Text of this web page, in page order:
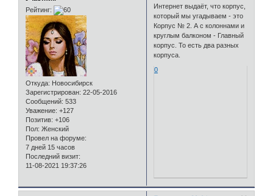
Рейтинг:
Откуда: Новосибирск
Зарегистрирован: 22-05-2016
Сообщений: 533
Уважение: +127
Позитив: +106
Пол: Женский
Провел на форуме:
7 дней 15 часов
Последний визит:
11-08-2021 19:37:26
Интернет выдаёт, что корпус,
который мы угадываем - это
Корпус № 2. А с колоннами и
круглым балконом - Главный
корпус. То есть два разных
корпуса.
0